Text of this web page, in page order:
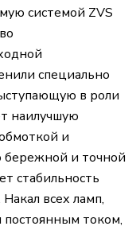
системой ZVS
специально
в роли
наилучшую
и
бережной и точной
стабильность
всех ламп,
током,